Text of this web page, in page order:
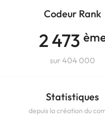
Codeur Rank
2 473
sur 404 000
Statistiques
depuis la création du